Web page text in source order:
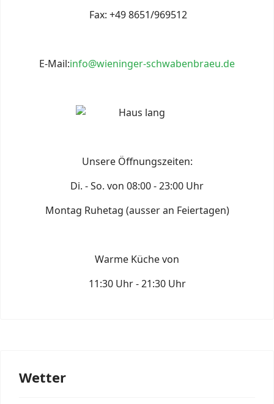
Fax: +49 8651/969512
E-Mail:info@wieninger-schwabenbraeu.de
Unsere Öffnungszeiten:
Di. - So. von 08:00 - 23:00 Uhr
Montag Ruhetag (ausser an Feiertagen)
Warme Küche von
11:30 Uhr - 21:30 Uhr
Wetter